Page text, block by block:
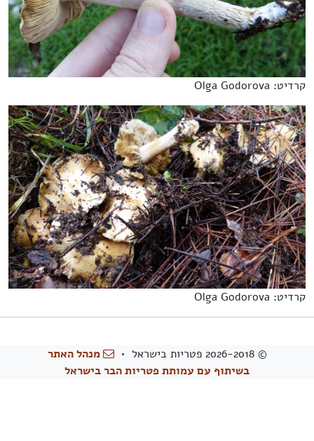
קרדיט: Olga Godorova
קרדיט: Olga Godorova
© 2026-2018 פטריות בישראל •
מנהל האתר
בשיתוף עם עמותת פטריות הבר בישראל